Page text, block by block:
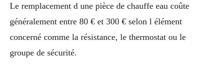
Le remplacement d une pièce de chauffe eau coûte
généralement entre 80 € et 300 € selon l élément
concerné comme la résistance, le thermostat ou le
groupe de sécurité.